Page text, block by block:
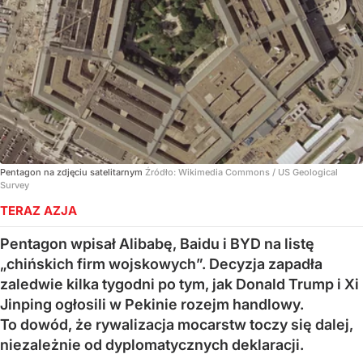
Pentagon na zdjęciu satelitarnym Źródło: Wikimedia Commons / US Geological
Survey
TERAZ AZJA
Pentagon wpisał Alibabę, Baidu i BYD na listę
„chińskich firm wojskowych”. Decyzja zapadła
zaledwie kilka tygodni po tym, jak Donald Trump i Xi
Jinping ogłosili w Pekinie rozejm handlowy.
To dowód, że rywalizacja mocarstw toczy się dalej,
niezależnie od dyplomatycznych deklaracji.